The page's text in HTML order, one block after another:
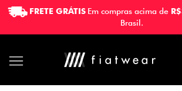
FRETE GRÁTIS Em compras acima de
Brasil.
FRETE GRÁTIS Em compras acima de
Brasil.